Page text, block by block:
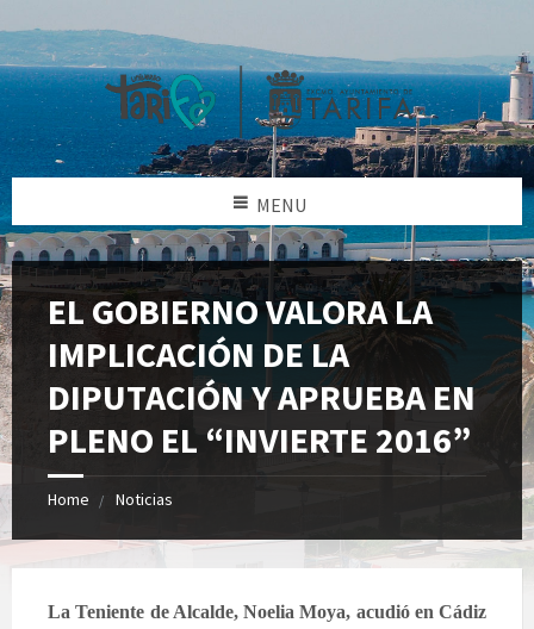
MENU
EL GOBIERNO VALORA LA
IMPLICACIÓN DE LA
DIPUTACIÓN Y APRUEBA EN
PLENO EL “INVIERTE 2016”
Home Noticias
La Teniente de Alcalde, Noelia Moya, acudió en Cádiz